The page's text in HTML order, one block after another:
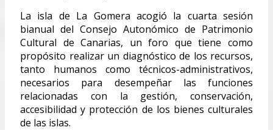
La isla de La Gomera acogió la cuarta sesión
bianual del Consejo Autonómico de Patrimonio
Cultural de Canarias, un foro que tiene como
propósito realizar un diagnóstico de los recursos,
tanto humanos como técnicos-administrativos,
necesarios para desempeñar las funciones
relacionadas con la gestión, conservación,
accesibilidad y protección de los bienes culturales
de las islas.